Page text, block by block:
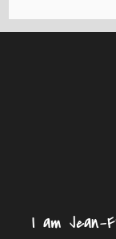
I am Jean-